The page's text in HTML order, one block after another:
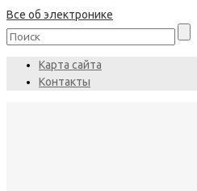
Все об электронике
Карта сайта
Контакты